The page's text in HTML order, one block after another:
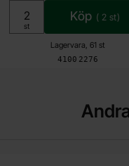
Art. nr
4100 2276
Lagervara, 61 st
Enhet:
st
Köp ( 2 st)